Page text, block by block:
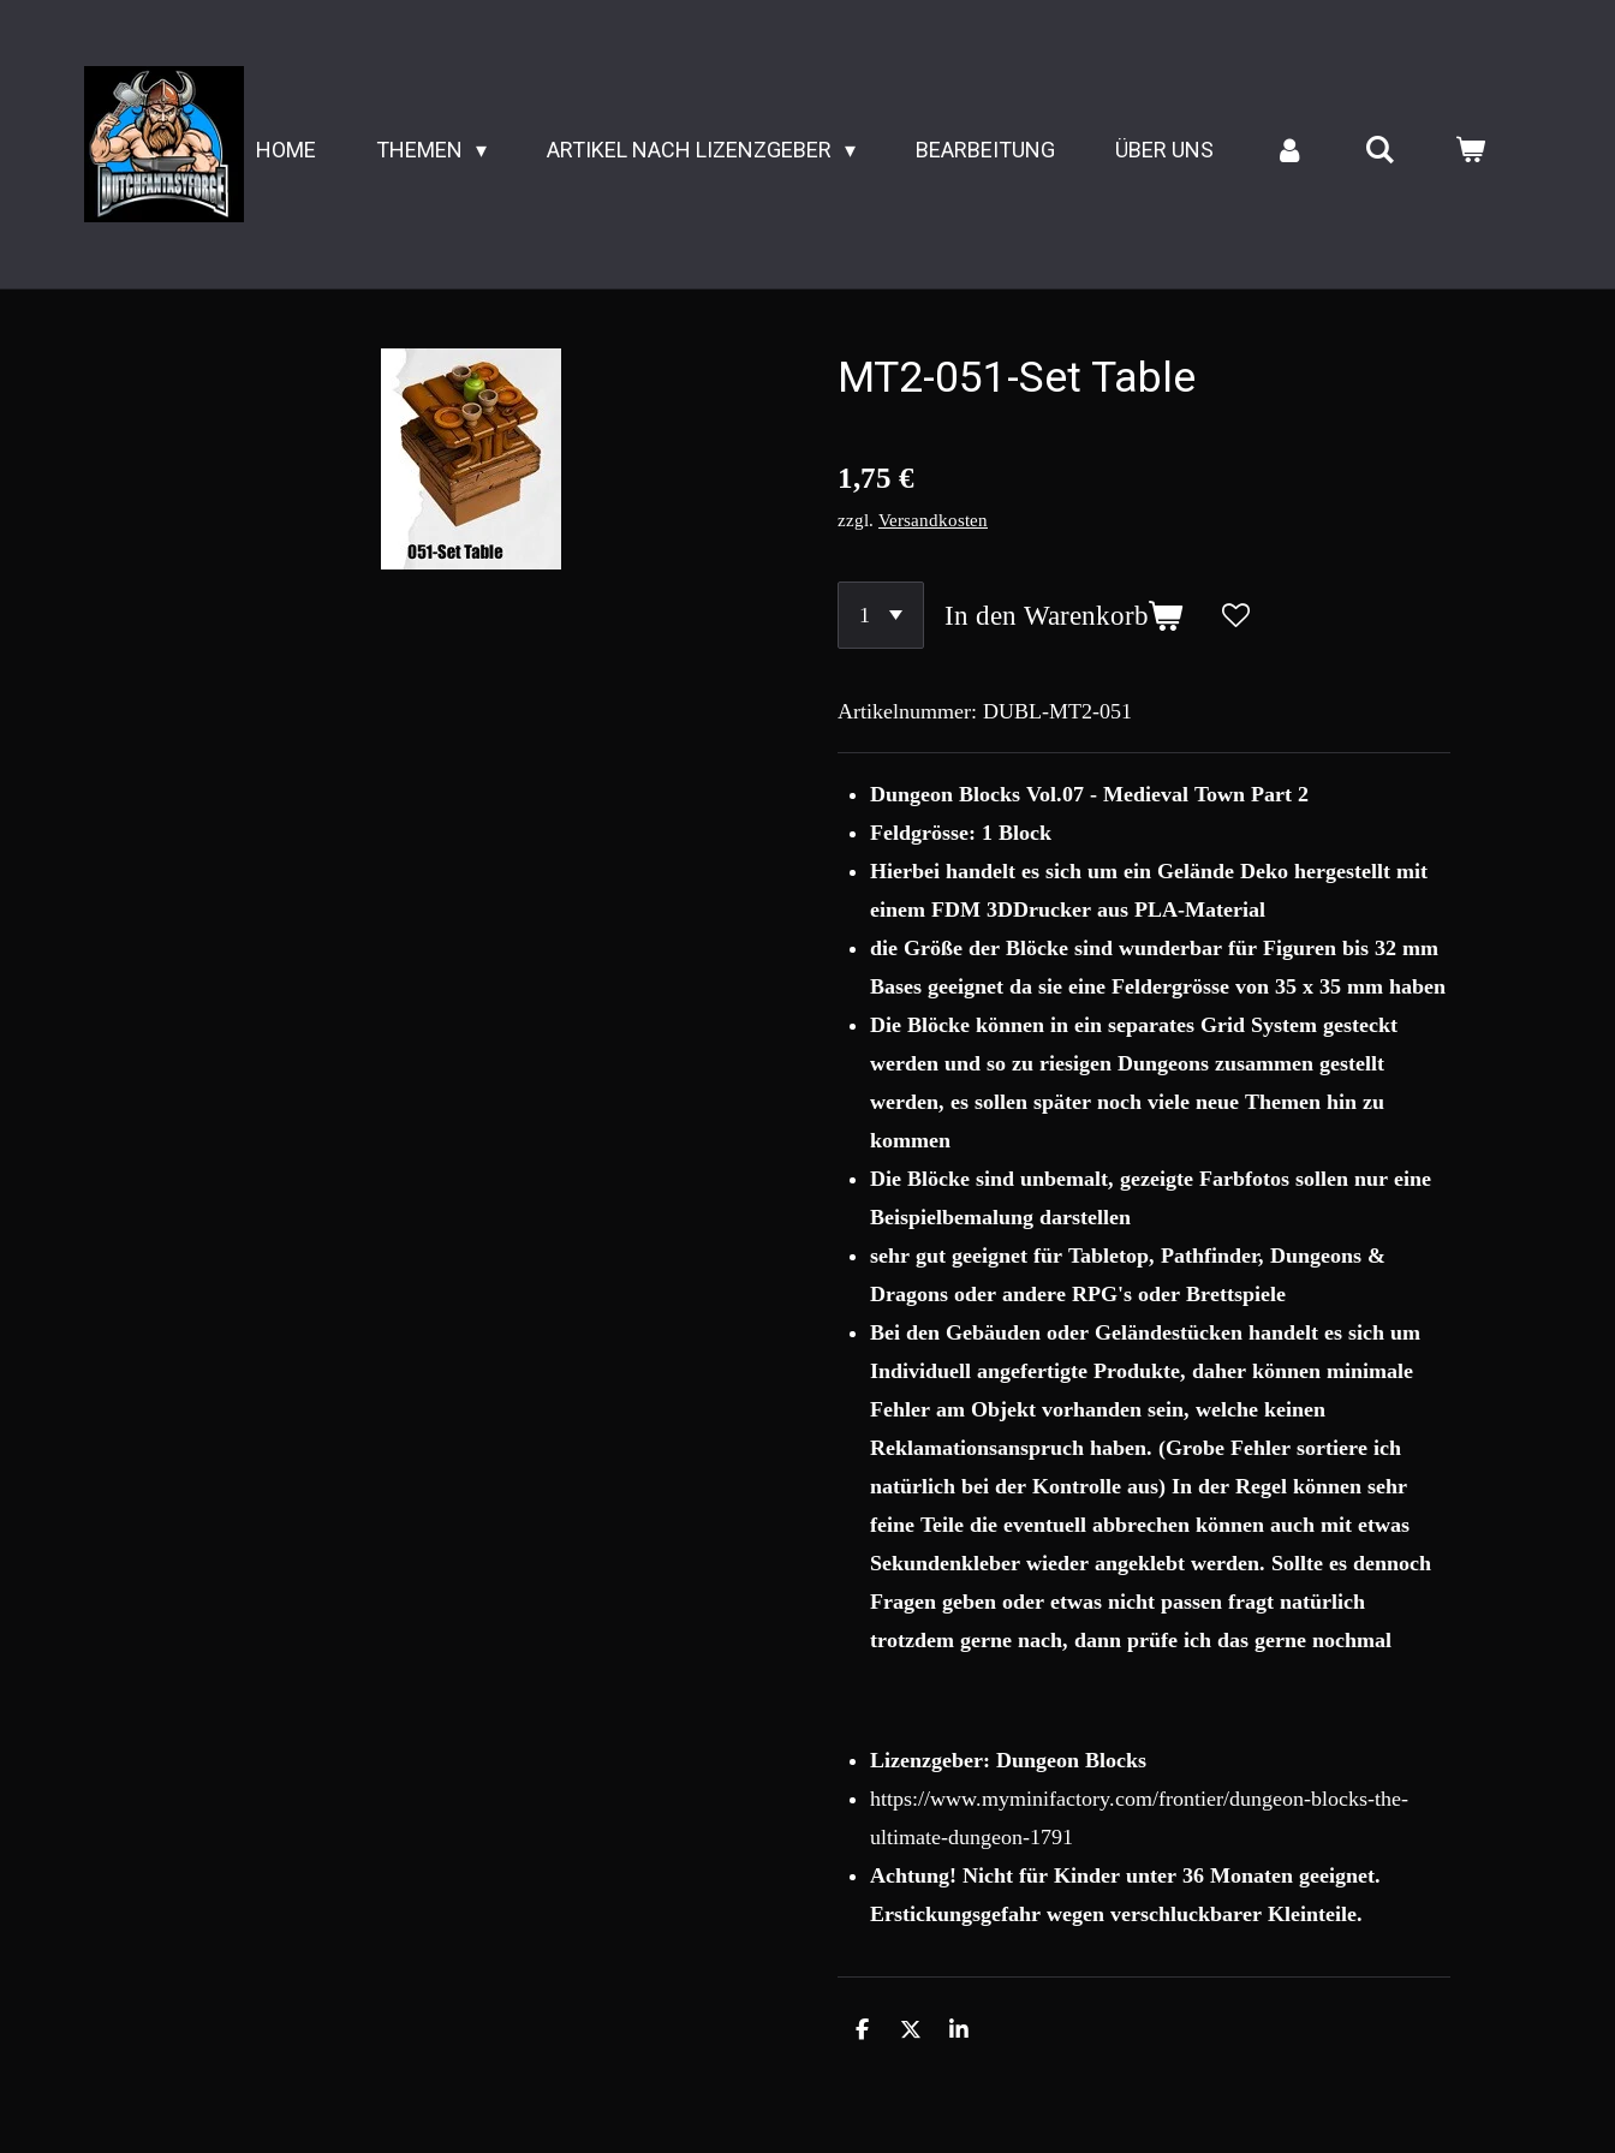
Hauptinhalt
HOME THEMEN ARTIKEL NACH LIZENZGEBER BEARBEITUNG ÜBER UNS
MT2-051-Set Table
1,75 €
zzgl. Versandkosten
In den Warenkorb
Artikelnummer: DUBL-MT2-051
Dungeon Blocks Vol.07 - Medieval Town Part 2
Feldgrösse: 1 Block
Hierbei handelt es sich um ein Gelände Deko hergestellt mit
einem FDM 3DDrucker aus PLA-Material
die Größe der Blöcke sind wunderbar für Figuren bis 32 mm
Bases geeignet da sie eine Feldergrösse von 35 x 35 mm haben
Die Blöcke können in ein separates Grid System gesteckt
werden und so zu riesigen Dungeons zusammen gestellt
werden, es sollen später noch viele neue Themen hin zu
kommen
Die Blöcke sind unbemalt, gezeigte Farbfotos sollen nur eine
Beispielbemalung darstellen
sehr gut geeignet für Tabletop, Pathfinder, Dungeons &
Dragons oder andere RPG's oder Brettspiele
Bei den Gebäuden oder Geländestücken handelt es sich um
Individuell angefertigte Produkte, daher können minimale
Fehler am Objekt vorhanden sein, welche keinen
Reklamationsanspruch haben. (Grobe Fehler sortiere ich
natürlich bei der Kontrolle aus) In der Regel können sehr
feine Teile die eventuell abbrechen können auch mit etwas
Sekundenkleber wieder angeklebt werden. Sollte es dennoch
Fragen geben oder etwas nicht passen fragt natürlich
trotzdem gerne nach, dann prüfe ich das gerne nochmal
Lizenzgeber: Dungeon Blocks
https://www.myminifactory.com/frontier/dungeon-blocks-the-
ultimate-dungeon-1791
Achtung! Nicht für Kinder unter 36 Monaten geeignet.
Erstickungsgefahr wegen verschluckbarer Kleinteile.
T
T
T